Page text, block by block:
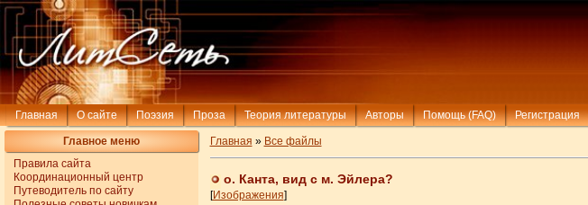
Главная О сайте Поэзия Проза Теория литературы Авторы Помощь (FAQ) Регистрация
Главное меню
Правила сайта
Координационный центр
Путеводитель по сайту
Главная » Все файлы
о. Канта, вид с м. Эйлера?
[Изображения]